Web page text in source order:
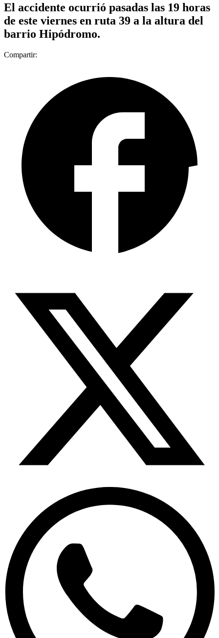
El accidente ocurrió pasadas las 19 horas
de este viernes en ruta 39 a la altura del
barrio Hipódromo.
Compartir: